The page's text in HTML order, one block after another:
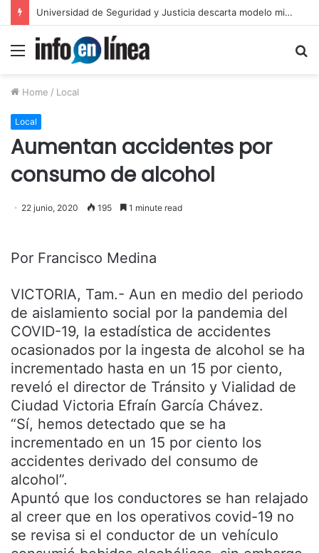
Layda Sansores anuncia acciones para fortalecer sectores en Campeche
Menu
Home / Local
Local
Aumentan accidentes por
consumo de alcohol
22 junio, 2020 195 1 minute read
Por Francisco Medina
VICTORIA, Tam.- Aun en medio del periodo
de aislamiento social por la pandemia del
COVID-19, la estadística de accidentes
ocasionados por la ingesta de alcohol se ha
incrementado hasta en un 15 por ciento,
reveló el director de Tránsito y Vialidad de
Ciudad Victoria Efraín García Chávez.
“Sí, hemos detectado que se ha
incrementado en un 15 por ciento los
accidentes derivado del consumo de
alcohol”.
Apuntó que los conductores se han relajado
al creer que en los operativos covid-19 no
se revisa si el conductor de un vehículo